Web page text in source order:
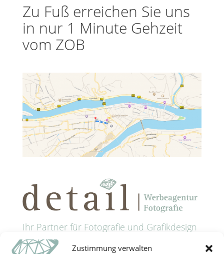
Zustimmung verwalten
Zu Fuß erreichen Sie uns
in nur 1 Minute Gehzeit
vom ZOB
Ihr Partner für Fotografie und Grafikdesign
in Passau
Anschrift: Grünaustrasse 9 • 94032 Passau